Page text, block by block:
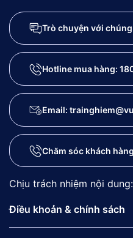
Trò chuyện với
Hotline mua hàng:
Email:
Chăm sóc khách
Chịu trách nhiệm nội
Điều khoản & chính sách